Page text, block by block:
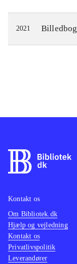
2021 Billedbog
Kontakt os
Om Bibliotek.dk
Hjælp og vejledning
Kontakt os
Privatlivspolitik
Leverandører